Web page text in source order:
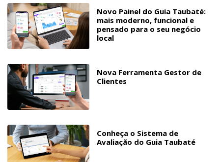
Novo Painel do Guia Taubaté:
mais moderno, funcional e
pensado para o seu negócio
local
Nova Ferramenta Gestor de
Clientes
Conheça o Sistema de
Avaliação do Guia Taubaté